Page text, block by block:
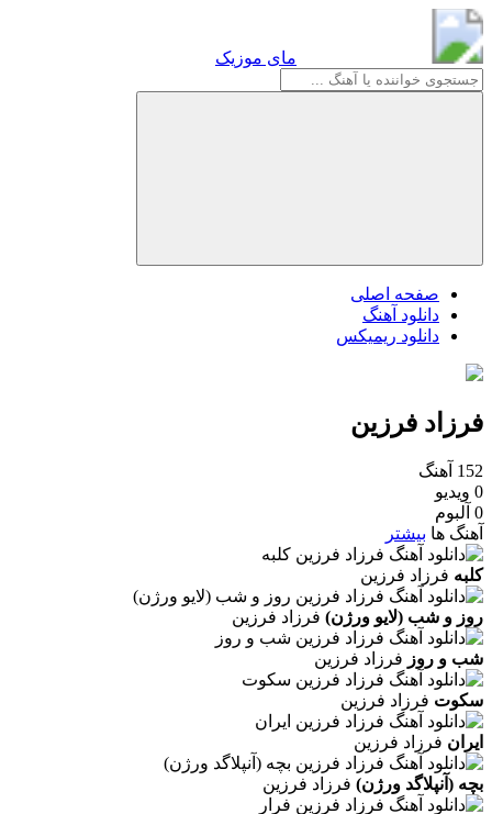
مای موزیک
صفحه اصلی
دانلود آهنگ
دانلود ریمیکس
فرزاد فرزین
152 آهنگ
0 ویدیو
0 آلبوم
آهنگ ها بیشتر
کلبه فرزاد فرزین
روز و شب (لایو ورژن) فرزاد فرزین
شب و روز فرزاد فرزین
سکوت فرزاد فرزین
ایران فرزاد فرزین
بچه (آنپلاگد ورژن) فرزاد فرزین